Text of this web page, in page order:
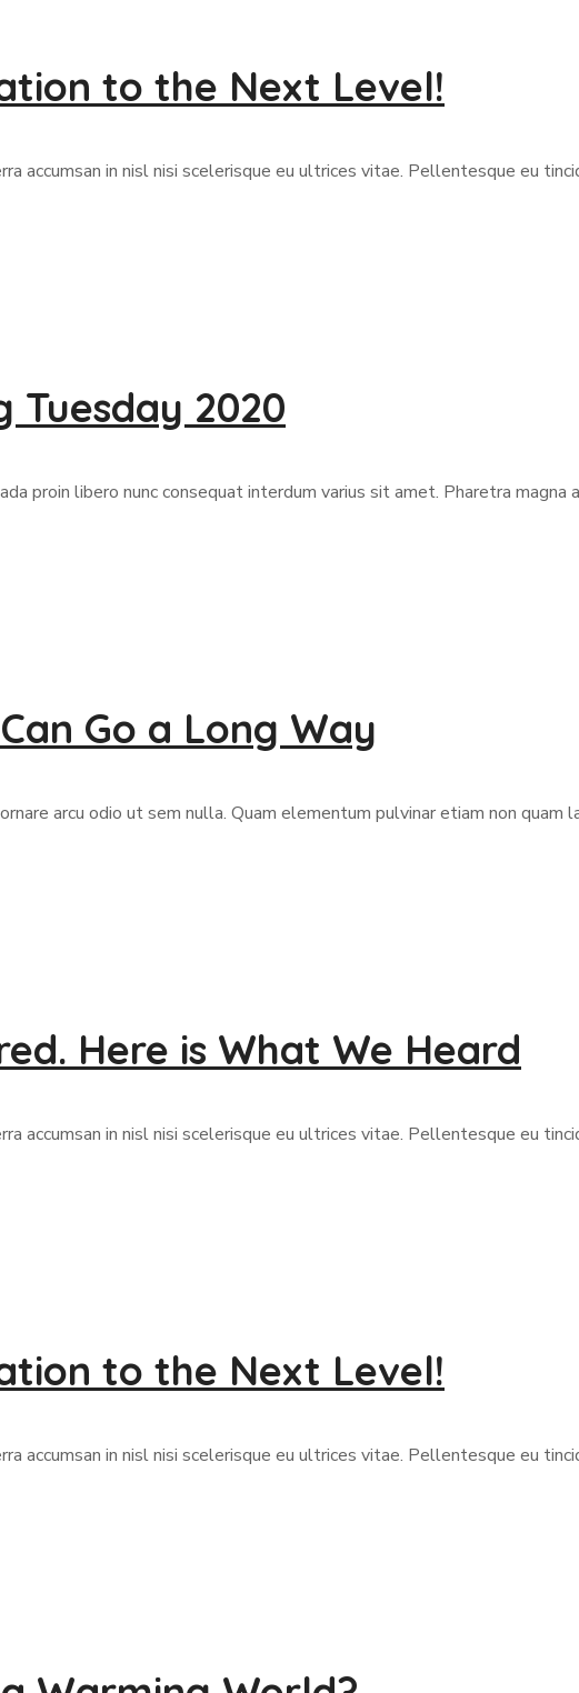
to the Next Level!
accumsan in nisl nisi scelerisque eu ultrices vitae. Pellentesque eu
Tuesday 2020
proin libero nunc consequat interdum varius sit amet. Pharetra
Go a Long Way
arcu odio ut sem nulla. Quam elementum pulvinar etiam non quam
Here is What We Heard
accumsan in nisl nisi scelerisque eu ultrices vitae. Pellentesque eu
to the Next Level!
accumsan in nisl nisi scelerisque eu ultrices vitae. Pellentesque eu